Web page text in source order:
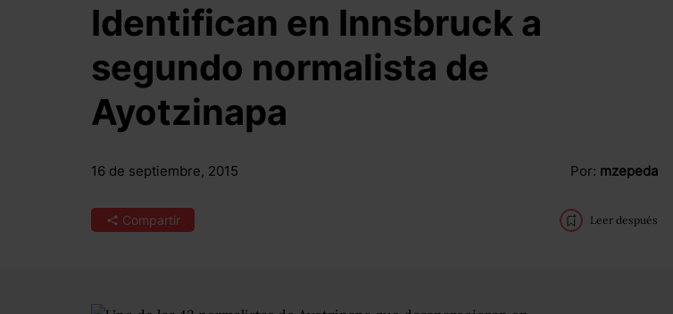
Identifican en Innsbruck a
segundo normalista de
Ayotzinapa
16 de septiembre, 2015 Por: mzepeda
Compartir Leer después